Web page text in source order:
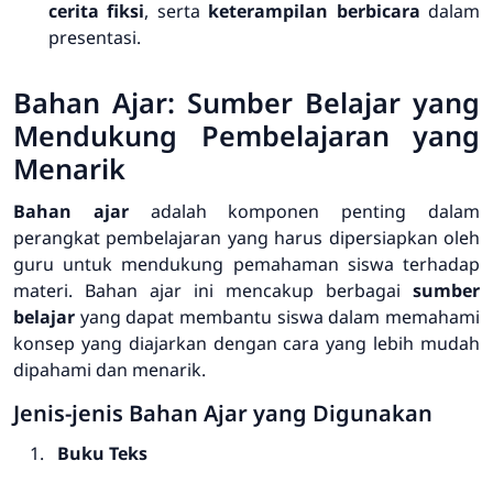
cerita fiksi, serta keterampilan berbicara dalam
presentasi.
Bahan Ajar: Sumber Belajar yang
Mendukung Pembelajaran yang
Menarik
Bahan ajaradalah komponen penting dalam
perangkat pembelajaran yang harus dipersiapkan oleh
guru untuk mendukung pemahaman siswa terhadap
materi. Bahan ajar ini mencakup berbagai sumber
belajar yang dapat membantu siswa dalam memahami
konsep yang diajarkan dengan cara yang lebih mudah
dipahami dan menarik.
Jenis-jenis Bahan Ajar yang Digunakan
Buku Teks